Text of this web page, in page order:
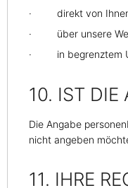
· direkt von Ihnen,
· über unsere
· in begrenztem
10. IST DIE
Die Angabe
nicht angeben
11. IHRE